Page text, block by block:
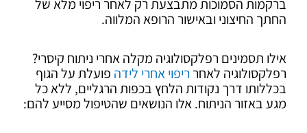
ברקמות הסמוכות מתבצעת רק לאחר ריפוי מלא של
החתך החיצוני ובאישור הרופא המלווה.
אילו תסמינים רפלקסולוגיה מקלה אחרי ניתוח קיסרי?
רפלקסולוגיה לאחרריפוי אחרי לידה פועלת על הגוף
בכללותו דרך נקודות הלחץ בכפות הרגליים, ללא כל
מגע באזור הניתוח. אלו הנושאים שהטיפול מסייע להם: